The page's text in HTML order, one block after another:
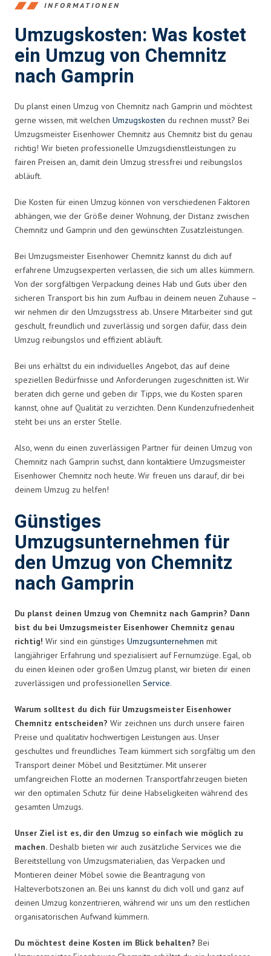
INFORMATIONEN
Umzugskosten: Was kostet
ein Umzug von Chemnitz
nach Gamprin
Du planst einen Umzug von Chemnitz nach Gamprin und möchtest
gerne wissen, mit welchen Umzugskosten du rechnen musst? Bei
Umzugsmeister Eisenhower Chemnitz aus Chemnitz bist du genau
richtig! Wir bieten professionelle Umzugsdienstleistungen zu
fairen Preisen an, damit dein Umzug stressfrei und reibungslos
abläuft.
Die Kosten für einen Umzug können von verschiedenen Faktoren
abhängen, wie der Größe deiner Wohnung, der Distanz zwischen
Chemnitz und Gamprin und den gewünschten Zusatzleistungen.
Bei Umzugsmeister Eisenhower Chemnitz kannst du dich auf
erfahrene Umzugsexperten verlassen, die sich um alles kümmern.
Von der sorgfältigen Verpackung deines Hab und Guts über den
sicheren Transport bis hin zum Aufbau in deinem neuen Zuhause –
wir nehmen dir den Umzugsstress ab. Unsere Mitarbeiter sind gut
geschult, freundlich und zuverlässig und sorgen dafür, dass dein
Umzug reibungslos und effizient abläuft.
Bei uns erhältst du ein individuelles Angebot, das auf deine
speziellen Bedürfnisse und Anforderungen zugeschnitten ist. Wir
beraten dich gerne und geben dir Tipps, wie du Kosten sparen
kannst, ohne auf Qualität zu verzichten. Denn Kundenzufriedenheit
steht bei uns an erster Stelle.
Also, wenn du einen zuverlässigen Partner für deinen Umzug von
Chemnitz nach Gamprin suchst, dann kontaktiere Umzugsmeister
Eisenhower Chemnitz noch heute. Wir freuen uns darauf, dir bei
deinem Umzug zu helfen!
Günstiges
Umzugsunternehmen für
den Umzug von Chemnitz
nach Gamprin
Du planst deinen Umzug von Chemnitz nach Gamprin? Dann
bist du bei Umzugsmeister Eisenhower Chemnitz genau
richtig! Wir sind ein günstiges Umzugsunternehmen mit
langjähriger Erfahrung und spezialisiert auf Fernumzüge. Egal, ob
du einen kleinen oder großen Umzug planst, wir bieten dir einen
zuverlässigen und professionellen Service.
Warum solltest du dich für Umzugsmeister Eisenhower
Chemnitz entscheiden? Wir zeichnen uns durch unsere fairen
Preise und qualitativ hochwertigen Leistungen aus. Unser
geschultes und freundliches Team kümmert sich sorgfältig um den
Transport deiner Möbel und Besitztümer. Mit unserer
umfangreichen Flotte an modernen Transportfahrzeugen bieten
wir den optimalen Schutz für deine Habseligkeiten während des
gesamten Umzugs.
Unser Ziel ist es, dir den Umzug so einfach wie möglich zu
machen. Deshalb bieten wir auch zusätzliche Services wie die
Bereitstellung von Umzugsmaterialien, das Verpacken und
Montieren deiner Möbel sowie die Beantragung von
Halteverbotszonen an. Bei uns kannst du dich voll und ganz auf
deinen Umzug konzentrieren, während wir uns um den restlichen
organisatorischen Aufwand kümmern.
Du möchtest deine Kosten im Blick behalten? Bei